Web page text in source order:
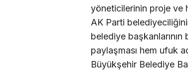
yöneticilerinin proje ve
AK Parti
belediye
paylaşması hem ufuk
Büyükşehir Belediye